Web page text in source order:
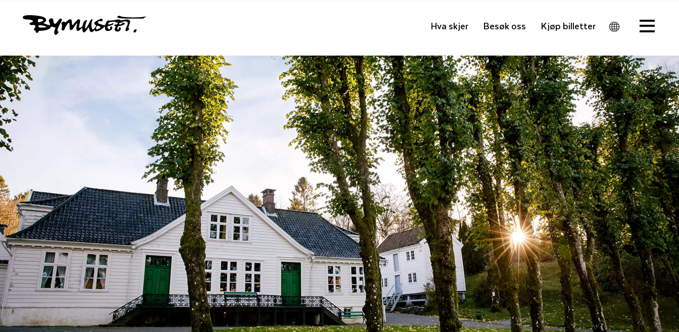
Hva skjer Besøk oss Kjøp billetter
Men